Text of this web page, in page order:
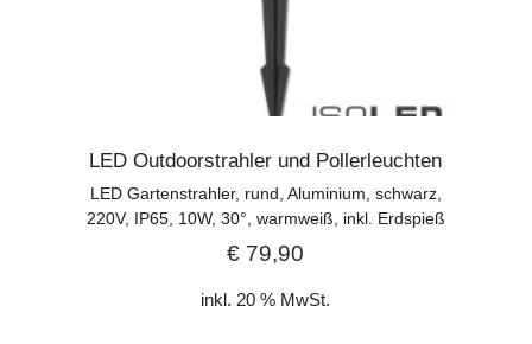
LED Outdoorstrahler und Pollerleuchten
LED Gartenstrahler, rund, Aluminium, schwarz,
220V, IP65, 10W, 30°, warmweiß, inkl. Erdspieß
€ 79,90
inkl. 20 % MwSt.